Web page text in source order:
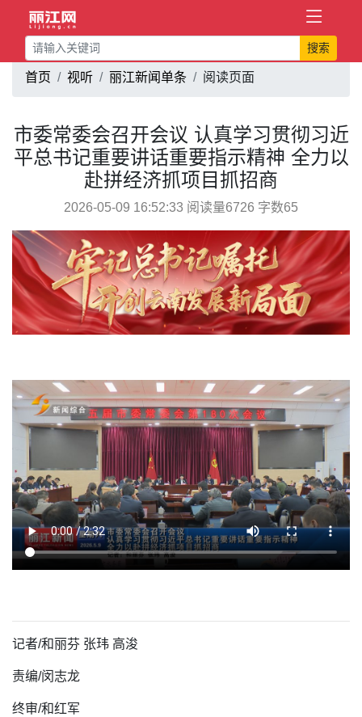
搜索
首页 视听 丽江新闻单条 阅读页面
市委常委会召开会议 认真学习贯彻习近
平总书记重要讲话重要指示精神 全力以
赴拼经济抓项目抓招商
2026-05-09 16:52:33 阅读量6726 字数65
记者/和丽芬 张玮 高浚
责编/闵志龙
终审/和红军